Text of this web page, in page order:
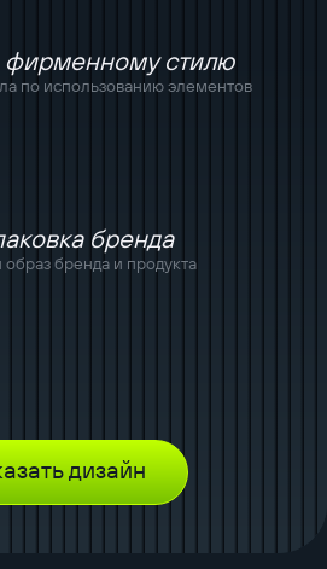
фирменному стилю
по использованию элементов
бренда
бренда и продукта
дизайн